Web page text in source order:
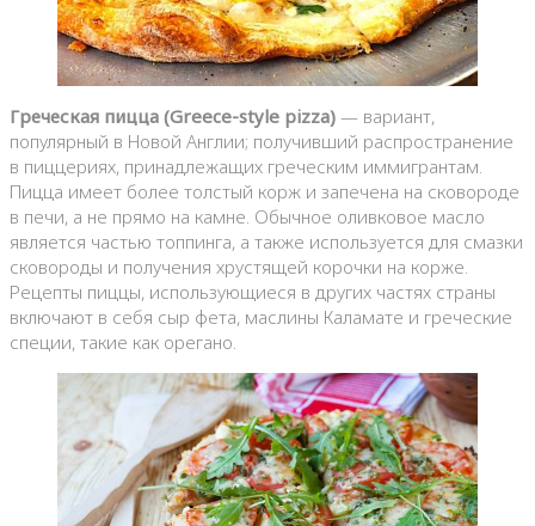
Греческая пицца (Greece-style pizza) — вариант,
популярный в Новой Англии; получивший распространение
в пиццериях, принадлежащих греческим иммигрантам.
Пицца имеет более толстый корж и запечена на сковороде
в печи, а не прямо на камне. Обычное оливковое масло
является частью топпинга, а также используется для смазки
сковороды и получения хрустящей корочки на корже.
Рецепты пиццы, использующиеся в других частях страны
включают в себя сыр фета, маслины Каламате и греческие
специи, такие как орегано.